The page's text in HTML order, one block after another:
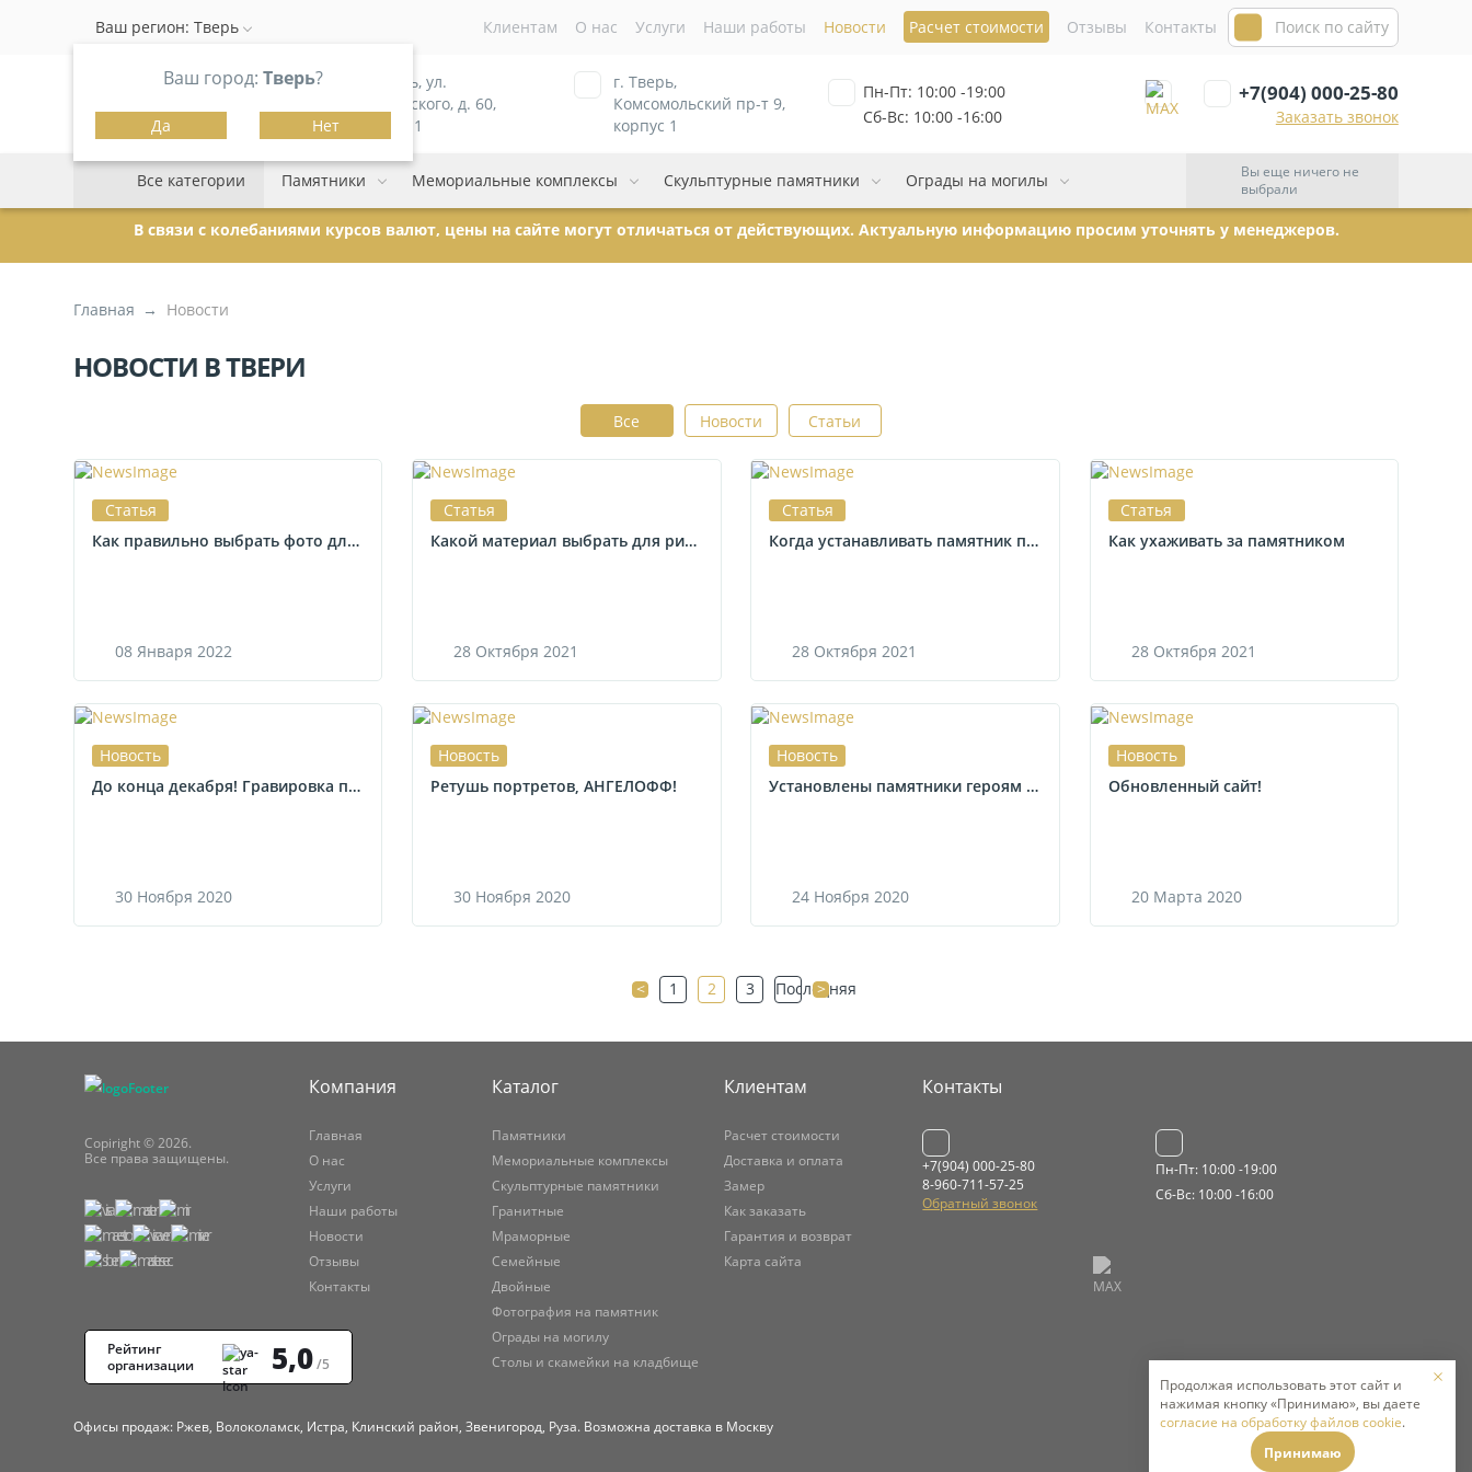
Ваш город:Тверь?
Да Нет
Ваш регион:Тверь Клиентам О нас Услуги Наши работы Новости Расчет стоимости Отзывы Контакты
г. Тверь, ул.
Можайского, д. 60,
корпус 1
г. Тверь,
Комсомольский пр-т 9,
корпус 1
Пн-Пт: 10:00 -19:00
Сб-Вс: 10:00 -16:00
+7(904) 000-25-80
Заказать звонок
Все категории Памятники Мемориальные комплексы Скульптурные памятники Ограды на могилы
Вы еще ничего не
выбрали
В связи с колебаниями курсов валют, цены на сайте могут отличаться от действующих. Актуальную информацию просим уточнять у менеджеров.
Главная Новости
НОВОСТИ В ТВЕРИ
Все Новости Статьи
Статья
Как правильно выбрать фото для портрета на памятник
08 Января 2022
Статья
Какой материал выбрать для ритуального памятника
28 Октября 2021
Статья
Когда устанавливать памятник после похорон
28 Октября 2021
Статья
Как ухаживать за памятником
28 Октября 2021
Новость
До конца декабря! Гравировка портрета на памятнике БЕСПЛАТНО
30 Ноября 2020
Новость
Ретушь портретов, АНГЕЛОФФ!
30 Ноября 2020
Новость
Установлены памятники героям погибшим 1 февраля 2020 г.
24 Ноября 2020
Новость
Обновленный сайт!
20 Марта 2020
< 1 2 3 Последняя
>
Copiright © 2026.
Все права защищены.
Рейтинг
организации
5,0/5
Компания
Главная
О нас
Услуги
Наши работы
Новости
Отзывы
Контакты
Каталог
Памятники
Мемориальные комплексы
Скульптурные памятники
Гранитные
Мраморные
Семейные
Двойные
Фотография на памятник
Ограды на могилу
Столы и скамейки на кладбище
Клиентам
Расчет стоимости
Доставка и оплата
Замер
Как заказать
Гарантия и возврат
Карта сайта
Контакты
+7(904) 000-25-80
8-960-711-57-25
Обратный звонок
Пн-Пт: 10:00 -19:00
Сб-Вс: 10:00 -16:00
Офисы продаж: Ржев, Волоколамск, Истра, Клинский район, Звенигород, Руза. Возможна доставка в Москву
Продолжая использовать этот сайт и
нажимая кнопку «Принимаю», вы даете
согласие на обработку файлов cookie.
Принимаю